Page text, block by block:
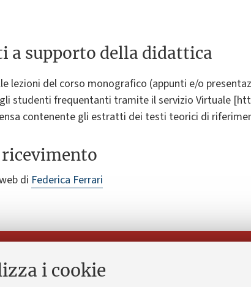
i cookie
a supporto della didattica
lezioni del corso monografico (appunti e/o
studenti frequentanti tramite il servizio Virtuale
contenente gli estratti dei testi teorici di
di Federica Ferrari